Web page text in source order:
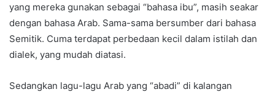
yang mereka gunakan sebagai “bahasa ibu”, masih seakar
dengan bahasa Arab. Sama-sama bersumber dari bahasa
Semitik. Cuma terdapat perbedaan kecil dalam istilah dan
dialek, yang mudah diatasi.
Sedangkan lagu-lagu Arab yang “abadi” di kalangan